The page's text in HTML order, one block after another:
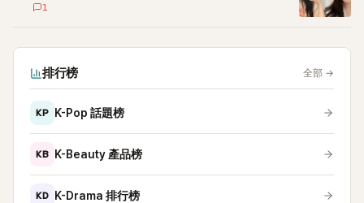
1
排行榜 全部 →
KP K-Pop 話題榜
KB K-Beauty 產品榜
KD K-Drama 排行榜